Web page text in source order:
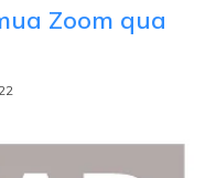
Zoom qua